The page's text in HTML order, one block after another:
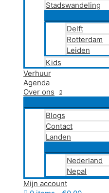
Stadswandeling
Delft
Rotterdam
Leiden
Kids
Verhuur
Agenda
Over ons
Blogs
Contact
Landen
Nederland
Nepal
Mijn account